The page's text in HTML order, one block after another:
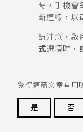
時，手機會
斷連線，以
請注意，啟
式選項時，
覺得這篇文章有用
是
否